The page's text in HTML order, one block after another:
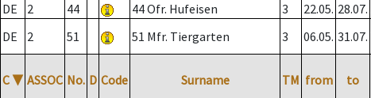
DE
2 44 44 Ofr. Hufeisen 3 22.05. 28.07.
DE
2 51 51 Mfr. Tiergarten 3 06.05. 31.07.
C ▼ ASSOC No. D Code Surname TM from to